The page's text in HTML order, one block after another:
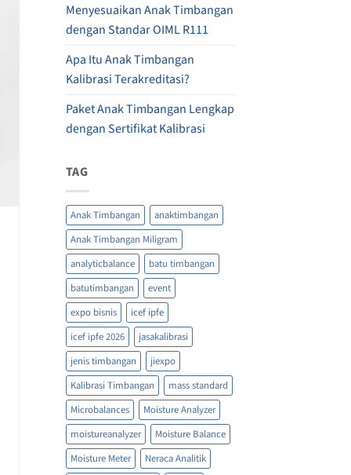
Menyesuaikan Anak Timbangan
dengan Standar OIML R111
Apa Itu Anak Timbangan
Kalibrasi Terakreditasi?
Paket Anak Timbangan Lengkap
dengan Sertifikat Kalibrasi
TAG
Anak Timbangan
anaktimbangan
Anak Timbangan Miligram
analyticbalance
batu timbangan
batutimbangan
event
expo bisnis
icef ipfe
icef ipfe 2026
jasakalibrasi
jenis timbangan
jiexpo
Kalibrasi Timbangan
mass standard
Microbalances
Moisture Analyzer
moistureanalyzer
Moisture Balance
Moisture Meter
Neraca Analitik